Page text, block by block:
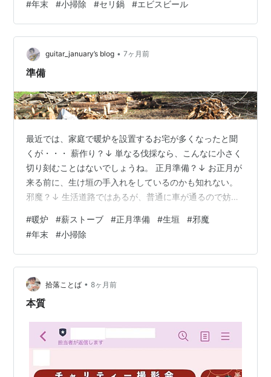
から 大掃除も大してやりません。小掃除です。 夜は手軽
に せりなべで・・・ 鍋のお供はビールで。 えびすの和
奏は美味しいけれど ホワイトサン 好みでした。 このお
花は 美容院へ行く途中の道端に置かれています。 通るた
びに お花はちがっており いつも楽しませてもらってま
#年末 #小掃除 #セリ鍋 #エビスビール
guitar_january’s blog • 7ヶ月前
準備
最近では、家庭で暖炉を設置するお宅が多くなったと聞
くが・・・ 薪作り？↓ 単なる伐採なら、こんなに小さく
切り刻むことはないでしょうね。 正月準備？↓ お正月が
来る前に、生け垣の手入れをしているのかも知れない。
邪魔？↓ 生活道路ではあるが、普通に車が通るので妨げ
の準備でもしようか迷うなあ😥 群馬中央ギター学院のト
ップページへリンクします。 中央マンドリンクラブのペ
ージへリンクします。 フランク永井鉛筆画前橋展示室の
ページへリンクします。
#暖炉 #薪ストーブ #正月準備 #生垣 #邪魔
#年末 #小掃除
拾落ことば • 8ヶ月前
本質